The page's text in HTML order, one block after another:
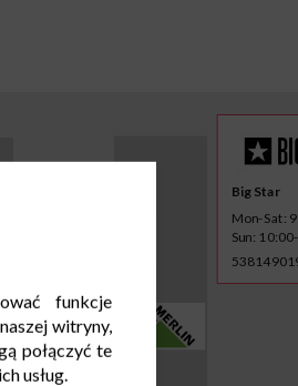
Big Star
Mon-Sat:
Sun:
funkcje
witryny,
połączyć te
usług.